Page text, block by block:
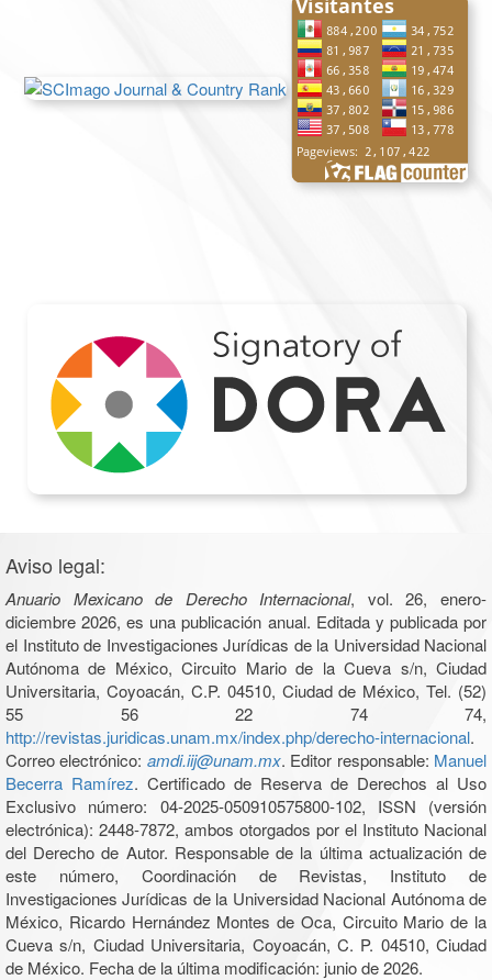
Aviso legal:
Anuario Mexicano de Derecho Internacional, vol. 26, enero-
diciembre 2026, es una publicación anual. Editada y publicada por
el Instituto de Investigaciones Jurídicas de la Universidad Nacional
Autónoma de México, Circuito Mario de la Cueva s/n, Ciudad
Universitaria, Coyoacán, C.P. 04510, Ciudad de México, Tel. (52)
55 56 22 74 74,
http://revistas.juridicas.unam.mx/index.php/derecho-internacional.
Correo electrónico: amdi.iij@unam.mx. Editor responsable: Manuel
Becerra Ramírez. Certificado de Reserva de Derechos al Uso
Exclusivo número: 04-2025-050910575800-102, ISSN (versión
electrónica): 2448-7872, ambos otorgados por el Instituto Nacional
del Derecho de Autor. Responsable de la última actualización de
este número, Coordinación de Revistas, Instituto de
Investigaciones Jurídicas de la Universidad Nacional Autónoma de
México, Ricardo Hernández Montes de Oca, Circuito Mario de la
Cueva s/n, Ciudad Universitaria, Coyoacán, C. P. 04510, Ciudad
de México. Fecha de la última modificación: junio de 2026.